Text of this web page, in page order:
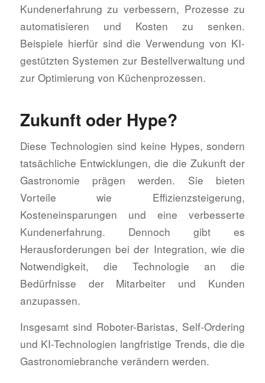
Kundenerfahrung zu verbessern, Prozesse zu
automatisieren und Kosten zu senken.
Beispiele hierfür sind die Verwendung von KI-
gestützten Systemen zur Bestellverwaltung und
zur Optimierung von Küchenprozessen.
Zukunft oder Hype?
Diese Technologien sind keine Hypes, sondern
tatsächliche Entwicklungen, die die Zukunft der
Gastronomie prägen werden. Sie bieten
Vorteile wie Effizienzsteigerung,
Kosteneinsparungen und eine verbesserte
Kundenerfahrung. Dennoch gibt es
Herausforderungen bei der Integration, wie die
Notwendigkeit, die Technologie an die
Bedürfnisse der Mitarbeiter und Kunden
anzupassen.
Insgesamt sind Roboter-Baristas, Self-Ordering
und KI-Technologien langfristige Trends, die die
Gastronomiebranche verändern werden.